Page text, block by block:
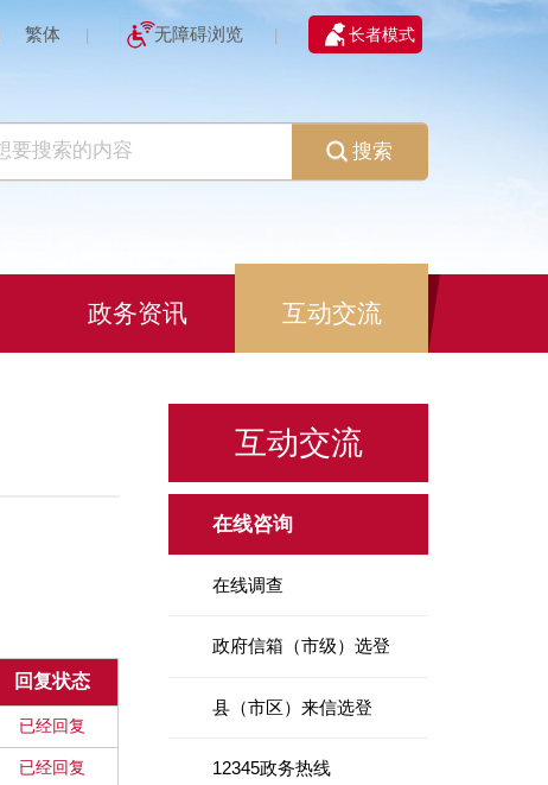
繁体 | 无障碍浏览 | 长者模式
搜索
政务资讯 互动交流
互动交流
在线咨询
在线调查
政府信箱（市级）选登
县（市区）来信选登
12345政务热线
回复状态
已经回复
已经回复